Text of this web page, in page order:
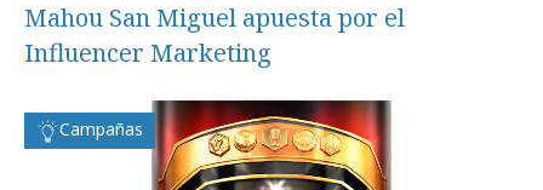
Mahou San Miguel apuesta por el
Influencer Marketing
Campañas